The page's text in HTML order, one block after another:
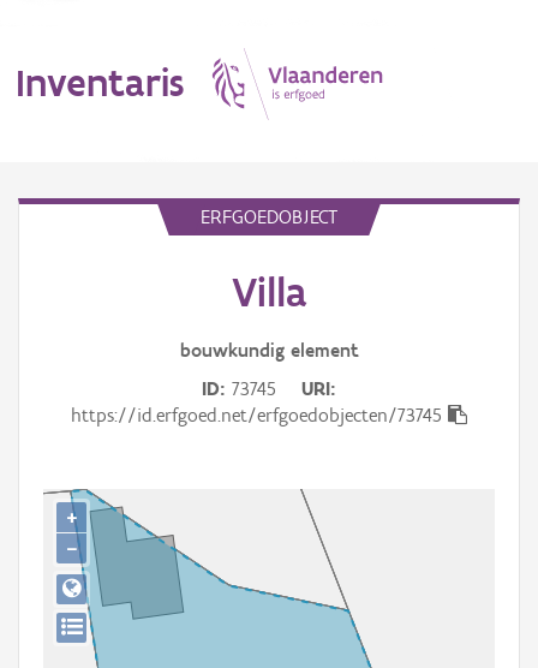
Inventaris
Gebeurtenis
Persoon of collectief
Downloads
Hergebruik
ERFGOEDOBJECT
Villa
bouwkundig element
ID 73745
URI
https://id.erfgoed.net/erfgoedobjecten/73745
+
−